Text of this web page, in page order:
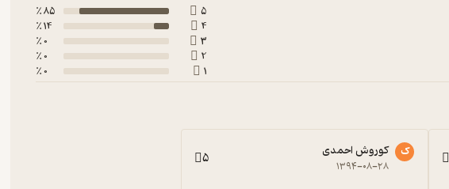
5
85 ٪
4
14 ٪
3
0 ٪
2
0 ٪
1
0 ٪
ک کوروش احمدی
۱۳۹۴-۰۸-۲۸ 5